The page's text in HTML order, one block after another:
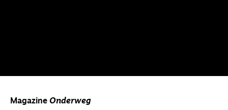
Magazine Onderweg